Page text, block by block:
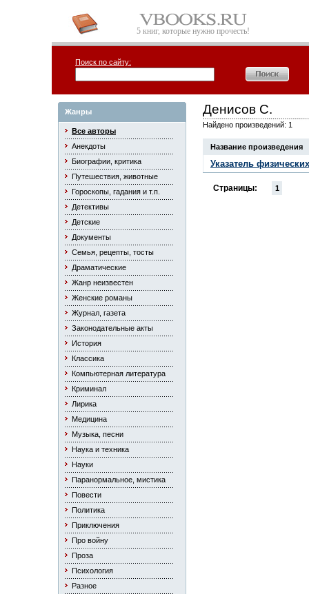
5 книг, которые нужно прочесть!
Поиск по сайту:
Жанры
Все авторы
Анекдоты
Биографии, критика
Путешествия, животные
Гороскопы, гадания и т.п.
Детективы
Детские
Документы
Семья, рецепты, тосты
Драматические
Жанр неизвестен
Женские романы
Журнал, газета
Законодательные акты
История
Классика
Компьютерная литература
Криминал
Лирика
Медицина
Музыка, песни
Наука и техника
Науки
Паранормальное, мистика
Повести
Политика
Приключения
Про войну
Проза
Психология
Разное
Денисов С.
Найдено произведений: 1
Название произведения
Указатель
Страницы: 1